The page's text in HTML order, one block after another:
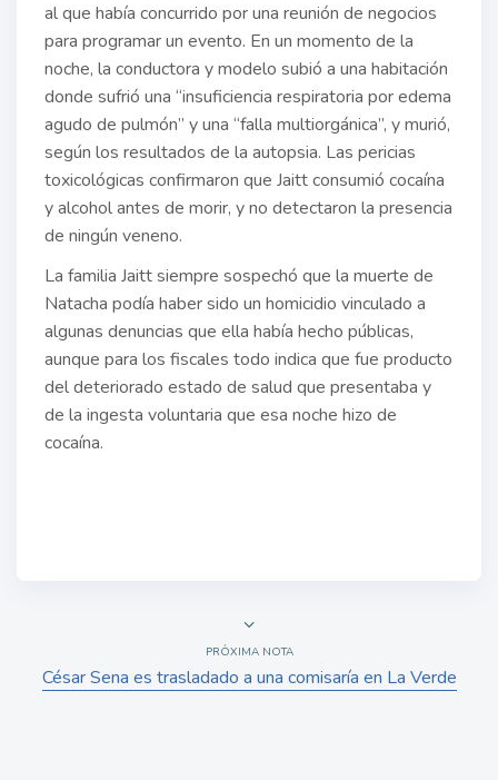
al que había concurrido por una reunión de negocios
para programar un evento. En un momento de la
noche, la conductora y modelo subió a una habitación
donde sufrió una “insuficiencia respiratoria por edema
agudo de pulmón” y una “falla multiorgánica”, y murió,
según los resultados de la autopsia. Las pericias
toxicológicas confirmaron que Jaitt consumió cocaína
y alcohol antes de morir, y no detectaron la presencia
de ningún veneno.
La familia Jaitt siempre sospechó que la muerte de
Natacha podía haber sido un homicidio vinculado a
algunas denuncias que ella había hecho públicas,
aunque para los fiscales todo indica que fue producto
del deteriorado estado de salud que presentaba y
de la ingesta voluntaria que esa noche hizo de
cocaína.
PRÓXIMA NOTA
César Sena es trasladado a una comisaría en La Verde